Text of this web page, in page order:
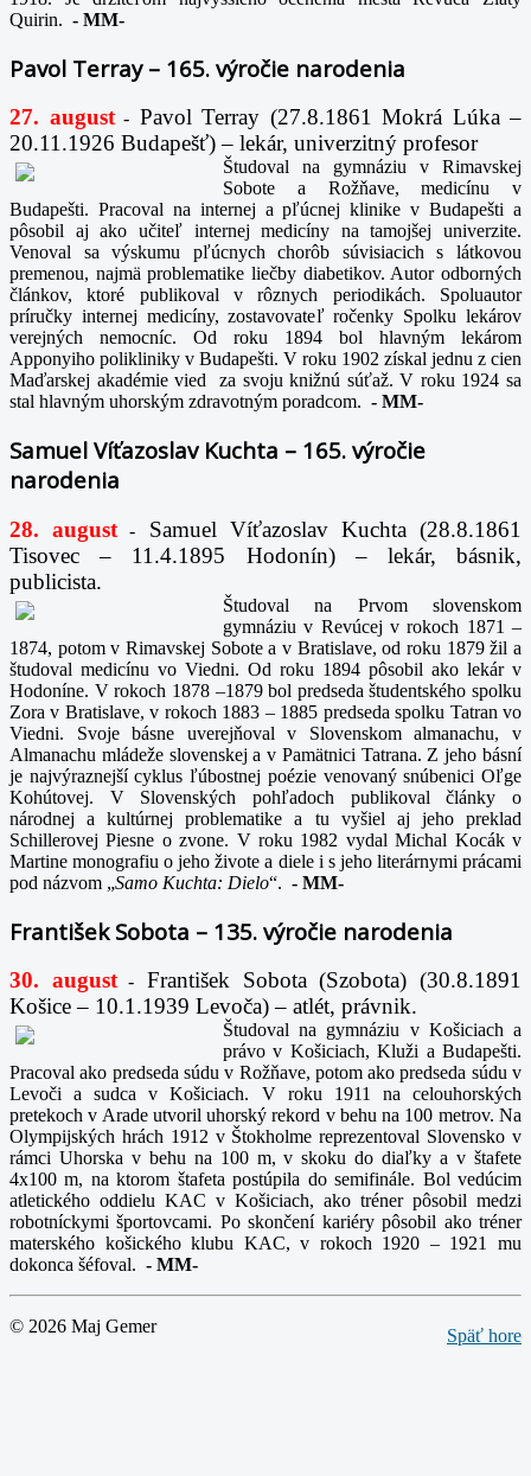
Quirin. - MM-
Pavol Terray – 165. výročie narodenia
27. august- Pavol Terray (27.8.1861 Mokrá Lúka –
20.11.1926 Budapešť) – lekár, univerzitný profesor
Študoval na gymnáziu v Rimavskej
Sobote a Rožňave, medicínu v
Budapešti. Pracoval na internej a pľúcnej klinike v Budapešti a
pôsobil aj ako učiteľ internej medicíny na tamojšej univerzite.
Venoval sa výskumu pľúcnych chorôb súvisiacich s látkovou
premenou, najmä problematike liečby diabetikov. Autor odborných
článkov, ktoré publikoval v rôznych periodikách. Spoluautor
príručky internej medicíny, zostavovateľ ročenky Spolku lekárov
verejných nemocníc. Od roku 1894 bol hlavným lekárom
Apponyiho polikliniky v Budapešti. V roku 1902 získal jednu z cien
Maďarskej akadémie vied za svoju knižnú súťaž. V roku 1924 sa
stal hlavným uhorským zdravotným poradcom. - MM-
Samuel Víťazoslav Kuchta – 165. výročie
narodenia
28. august -
Samuel Víťazoslav Kuchta (28.8.1861
Tisovec – 11.4.1895 Hodonín) – lekár, básnik,
publicista.
Študoval na Prvom slovenskom
gymnáziu v Revúcej v rokoch 1871 –
1874, potom v Rimavskej Sobote a v Bratislave, od roku 1879 žil a
študoval medicínu vo Viedni. Od roku 1894 pôsobil ako lekár v
Hodoníne. V rokoch 1878 –1879 bol predseda študentského spolku
Zora v Bratislave, v rokoch 1883 – 1885 predseda spolku Tatran vo
Viedni. Svoje básne uverejňoval v Slovenskom almanachu, v
Almanachu mládeže slovenskej a v Pamätnici Tatrana. Z jeho básní
je najvýraznejší cyklus ľúbostnej poézie venovaný snúbenici Oľge
Kohútovej. V Slovenských pohľadoch publikoval články o
národnej a kultúrnej problematike a tu vyšiel aj jeho preklad
Schillerovej Piesne o zvone. V roku 1982 vydal Michal Kocák v
Martine monografiu o jeho živote a diele i s jeho literárnymi prácami
pod názvom „Samo Kuchta: Dielo“. - MM-
František Sobota – 135. výročie narodenia
30. august-
František Sobota (Szobota) (30.8.1891
Košice – 10.1.1939 Levoča) – atlét, právnik.
Študoval na gymnáziu v Košiciach a
právo v Košiciach, Kluži a Budapešti.
Pracoval ako predseda súdu v Rožňave, potom ako predseda súdu v
Levoči a sudca v Košiciach. V roku 1911 na celouhorských
pretekoch v Arade utvoril uhorský rekord v behu na 100 metrov. Na
Olympijských hrách 1912 v Štokholme reprezentoval Slovensko v
rámci Uhorska v behu na 100 m, v skoku do diaľky a v štafete
4x100 m, na ktorom štafeta postúpila do semifinále. Bol vedúcim
atletického oddielu KAC v Košiciach, ako tréner pôsobil medzi
robotníckymi športovcami. Po skončení kariéry pôsobil ako tréner
materského košického klubu KAC, v rokoch 1920 – 1921 mu
dokonca šéfoval. - MM-
Späť hore
© 2026 Maj Gemer